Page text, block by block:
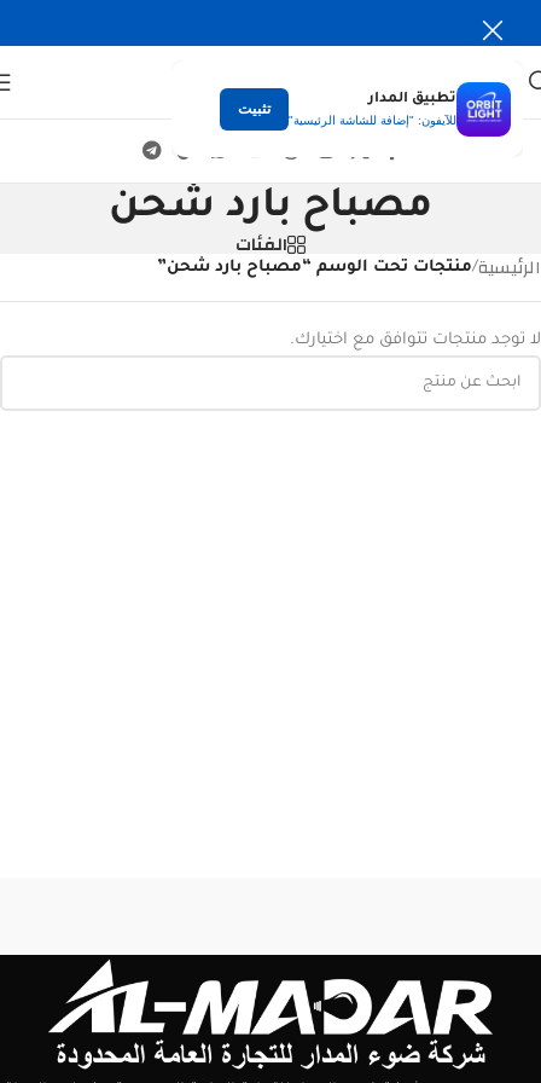
تطبيق المدار
للآيفون: "إضافة للشاشة الرئيسية"
تثبيت
مصباح بارد شحن
الفئات
الرئيسية/منتجات تحت الوسم “مصباح بارد شحن”
لا توجد منتجات تتوافق مع اختيارك.